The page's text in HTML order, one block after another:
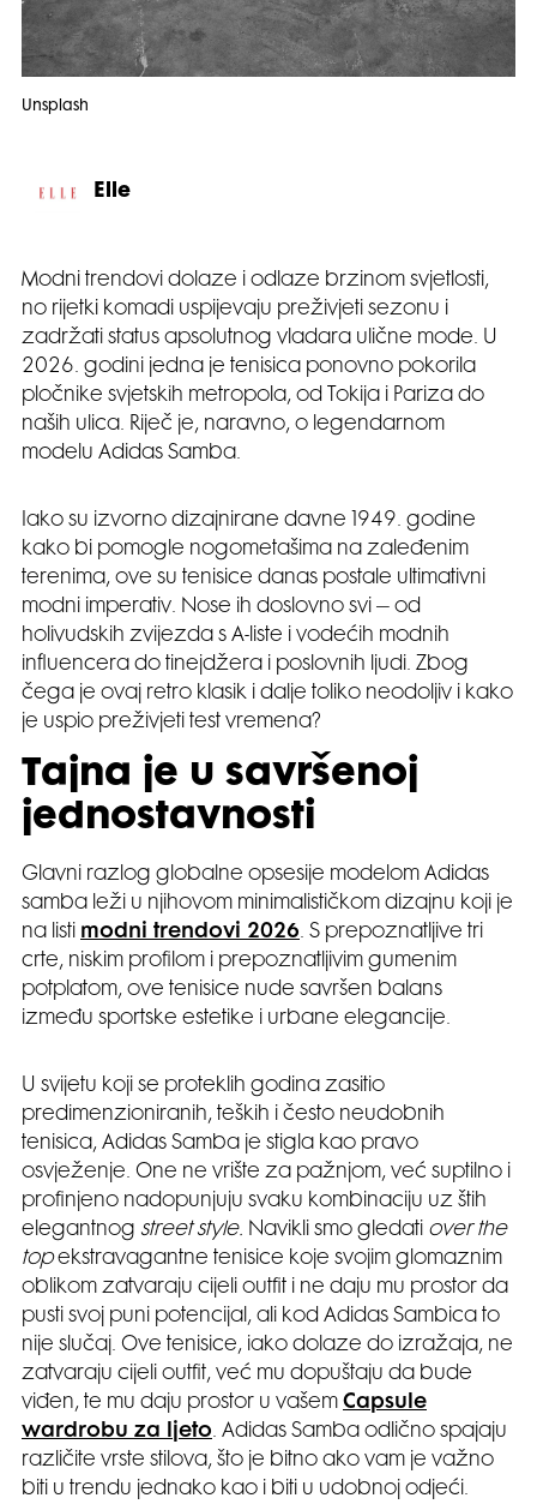
Unsplash
Elle
Modni trendovi dolaze i odlaze brzinom svjetlosti,
no rijetki komadi uspijevaju preživjeti sezonu i
zadržati status apsolutnog vladara ulične mode. U
2026. godini jedna je tenisica ponovno pokorila
pločnike svjetskih metropola, od Tokija i Pariza do
naših ulica. Riječ je, naravno, o legendarnom
modelu Adidas Samba.
Iako su izvorno dizajnirane davne 1949. godine
kako bi pomogle nogometašima na zaleđenim
terenima, ove su tenisice danas postale ultimativni
modni imperativ. Nose ih doslovno svi – od
holivudskih zvijezda s A-liste i vodećih modnih
influencera do tinejdžera i poslovnih ljudi. Zbog
čega je ovaj retro klasik i dalje toliko neodoljiv i kako
je uspio preživjeti test vremena?
Tajna je u savršenoj
jednostavnosti
Glavni razlog globalne opsesije modelom Adidas
samba leži u njihovom minimalističkom dizajnu koji je
na listi modni trendovi 2026. S prepoznatljive tri
crte, niskim profilom i prepoznatljivim gumenim
potplatom, ove tenisice nude savršen balans
između sportske estetike i urbane elegancije.
U svijetu koji se proteklih godina zasitio
predimenzioniranih, teških i često neudobnih
tenisica, Adidas Samba je stigla kao pravo
osvježenje. One ne vrište za pažnjom, već suptilno i
profinjeno nadopunjuju svaku kombinaciju uz štih
elegantnog street style. Navikli smo gledati over the
topekstravagantne tenisice koje svojim glomaznim
oblikom zatvaraju cijeli outfit i ne daju mu prostor da
pusti svoj puni potencijal, ali kod Adidas Sambica to
nije slučaj. Ove tenisice, iako dolaze do izražaja, ne
zatvaraju cijeli outfit, već mu dopuštaju da bude
viđen, te mu daju prostor u vašem Capsule
wardrobu za ljeto. Adidas Samba odlično spajaju
različite vrste stilova, što je bitno ako vam je važno
biti u trendu jednako kao i biti u udobnoj odjeći.